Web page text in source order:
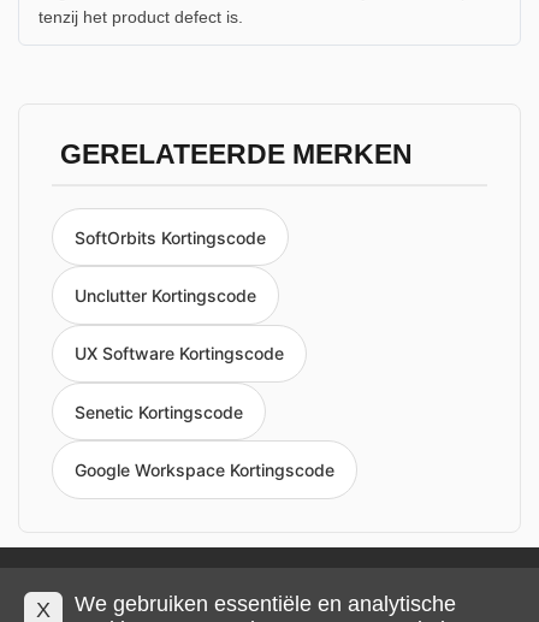
tenzij het product defect is.
GERELATEERDE MERKEN
SoftOrbits Kortingscode
Unclutter Kortingscode
UX Software Kortingscode
Senetic Kortingscode
Google Workspace Kortingscode
Privacy en cookies Impressum Algemene voorwaarden
X
We gebruiken essentiële en analytische